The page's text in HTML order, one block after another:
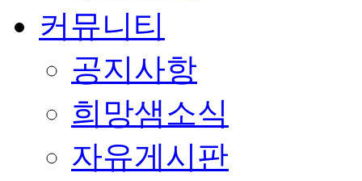
커뮤니티
공지사항
희망샘소식
자유게시판